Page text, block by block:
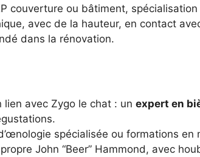
couverture ou bâtiment,
avec de la hauteur, en contact
dans la rénovation.
lien avec Zygo le chat : un expert en
spécialisée ou formations en
John “Beer” Hammond, avec